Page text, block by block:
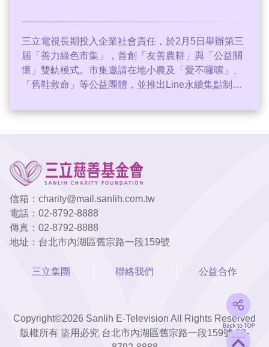
三立電視長期投入企業社會責任，於2月5日舉辦第三
屆「善力綠色市集」，首創「友善農耕」與「公益關
懷」雙軌模式。市集邀請在地小農及「愛不囉嗦」、
「舊鞋救命」等公益團體，並推出Line永續集點制
身支持，大讚「0diva平埔黑豬」的科技養豬理念。三
力，展現三立推動永續生活的決心。
信箱： charity@mail.sanlih.com.tw
電話： 02-8792-8888
傳真： 02-8792-8888
地址：台北市內湖區舊宗路一段159號
三立集團 聯絡我們 公益合作
Copyright©2026 Sanlih E-Television All Rights Reserved
版權所有 盜用必究 台北市內湖區舊宗路一段159號02-